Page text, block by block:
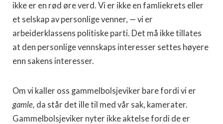
ikke er en rød øre verd. Vi er ikke en famliekrets eller
et selskap av person­lige venner, — vi er
arbeiderklassens politiske parti. Det må ikke tillates
at den personlige vennskaps interesser settes høyere
enn sakens interesser.
Om vi kaller oss gammelbolsjeviker bare fordi vi er
gamle, da står det ille til med vår sak, kamerater.
Gammelbolsjeviker nyter ikke aktelse fordi de er